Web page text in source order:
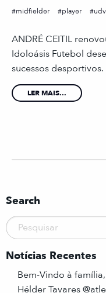
midfielder
player udv
ANDRÉ CEITIL
Idoloásis Futebol
sucessos desportivos.
LER MAIS...
Search
Notícias Recentes
Bem-Vindo à
Hélder Tavares